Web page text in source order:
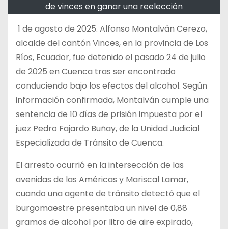
de vinces en ganar una reelección
1 de agosto de 2025. Alfonso Montalván Cerezo,
alcalde del cantón Vinces, en la provincia de Los
Ríos, Ecuador, fue detenido el pasado 24 de julio
de 2025 en Cuenca tras ser encontrado
conduciendo bajo los efectos del alcohol. Según
información confirmada, Montalván cumple una
sentencia de 10 días de prisión impuesta por el
juez Pedro Fajardo Buñay, de la Unidad Judicial
Especializada de Tránsito de Cuenca.
El arresto ocurrió en la intersección de las
avenidas de las Américas y Mariscal Lamar,
cuando una agente de tránsito detectó que el
burgomaestre presentaba un nivel de 0,88
gramos de alcohol por litro de aire expirado,